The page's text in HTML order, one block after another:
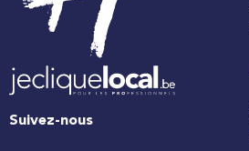
Suivez-nous